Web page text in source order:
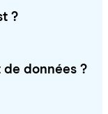
?
données ?